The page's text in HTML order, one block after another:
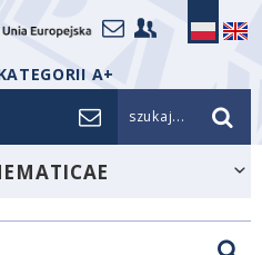
A+
szukaj...